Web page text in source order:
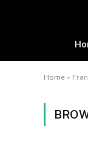
Home »